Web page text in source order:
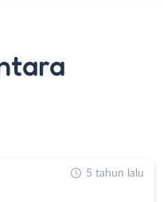
5 tahun lalu